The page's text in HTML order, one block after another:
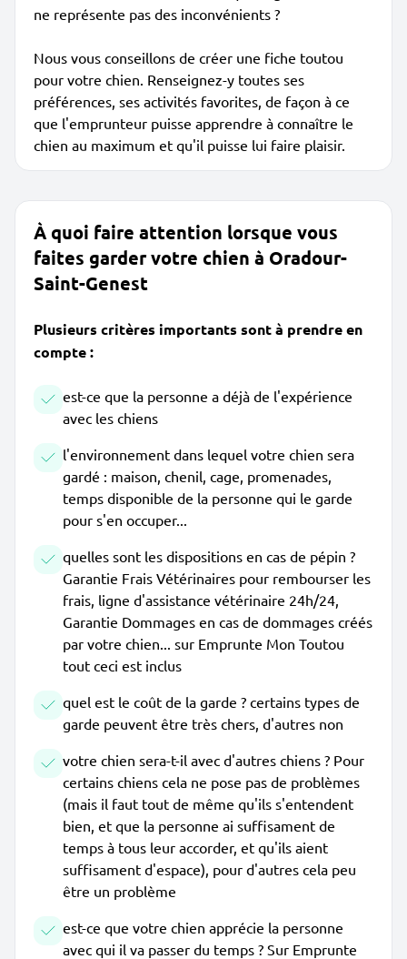
ne représente pas des inconvénients ?
Nous vous conseillons de créer une fiche toutou
pour votre chien. Renseignez-y toutes ses
préférences, ses activités favorites, de façon à ce
que l'emprunteur puisse apprendre à connaître le
chien au maximum et qu'il puisse lui faire plaisir.
À quoi faire attention lorsque vous
faites garder votre chien à Oradour-
Saint-Genest
Plusieurs critères importants sont à prendre en
compte :
est-ce que la personne a déjà de l'expérience
avec les chiens
l'environnement dans lequel votre chien sera
gardé : maison, chenil, cage, promenades,
temps disponible de la personne qui le garde
pour s'en occuper...
quelles sont les dispositions en cas de pépin ?
Garantie Frais Vétérinaires pour rembourser les
frais, ligne d'assistance vétérinaire 24h/24,
Garantie Dommages en cas de dommages créés
par votre chien... sur Emprunte Mon Toutou
tout ceci est inclus
quel est le coût de la garde ? certains types de
garde peuvent être très chers, d'autres non
votre chien sera-t-il avec d'autres chiens ? Pour
certains chiens cela ne pose pas de problèmes
(mais il faut tout de même qu'ils s'entendent
bien, et que la personne ai suffisament de
temps à tous leur accorder, et qu'ils aient
suffisament d'espace), pour d'autres cela peu
être un problème
est-ce que votre chien apprécie la personne
avec qui il va passer du temps ? Sur Emprunte